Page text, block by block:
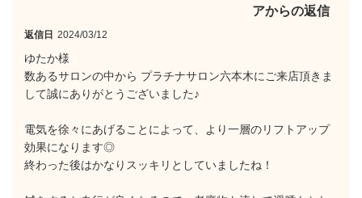
アからの返信
返信日 2024/03/12
ゆたか様
数あるサロンの中から プラチナサロン六本木にご来店頂きま
して誠にありがとうございました♪
電気を徐々にあげることによって、より一層のリフトアップ
効果になります◎
終わった後はかなりスッキリとしていましたね！